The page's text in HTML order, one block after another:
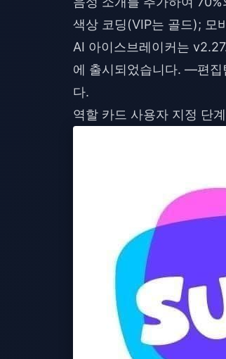
색상 코딩(VIP는 골드); 모
AI 아이스브레이커는
에 출시되었습니다. —편집
다.
역할 카드 사용자 지정 단